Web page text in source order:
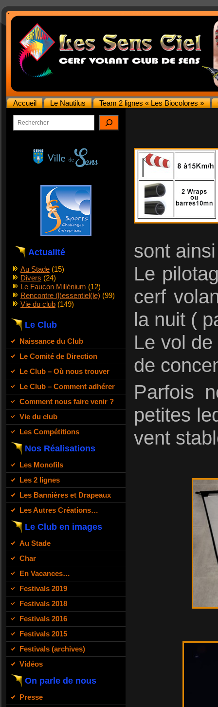
Accueil Le Nautilus Team 2 lignes « Les Biocolores »
Rechercher
Actualité
Au Stade (15)
Divers (24)
Le Faucon Millénium (12)
Rencontre (l)essentiel(le) (99)
Vie du club (149)
Le Club
Naissance du Club
Le Comité de Direction
Le Club – Où nous trouver
Le Club – Comment adhérer
Comment nous faire venir ?
Vie du club
Les Compétitions
Nos Réalisations
Les Monofils
Les 2 lignes
Les Bannières et Drapeaux
Les Autres Créations…
Le Club en images
Au Stade
Char
En Vacances…
Festivals 2019
Festivals 2018
Festivals 2016
Festivals 2015
Festivals (archives)
Vidéos
On parle de nous
Presse
sont
Le
cerf
la nuit (
Le vol
de
Parfois
petites
vent